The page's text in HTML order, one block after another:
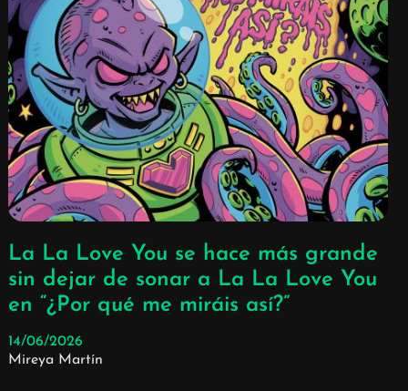
La La Love You se hace más grande
sin dejar de sonar a La La Love You
en “¿Por qué me miráis así?”
14/06/2026
Mireya Martín